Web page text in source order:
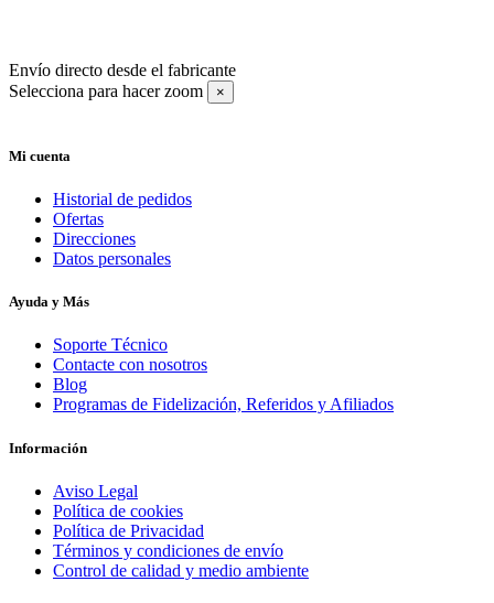
Envío directo desde el fabricante
Selecciona para hacer zoom
×
Mi cuenta
Historial de pedidos
Ofertas
Direcciones
Datos personales
Ayuda y Más
Soporte Técnico
Contacte con nosotros
Blog
Programas de Fidelización, Referidos y Afiliados
Información
Aviso Legal
Política de cookies
Política de Privacidad
Términos y condiciones de envío
Control de calidad y medio ambiente